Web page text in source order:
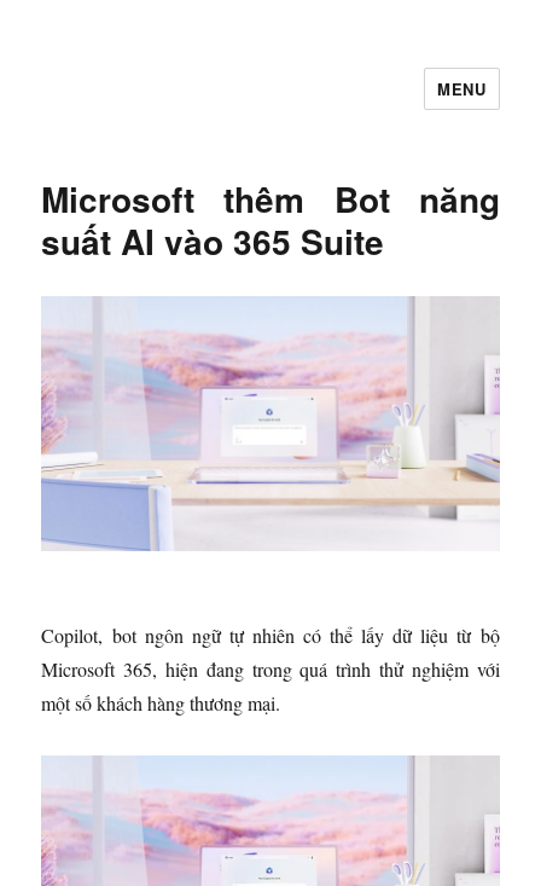
MENU
Microsoft thêm Bot năng
suất AI vào 365 Suite
Copilot, bot ngôn ngữ tự nhiên có thể lấy dữ liệu từ bộ
Microsoft 365, hiện đang trong quá trình thử nghiệm với
một số khách hàng thương mại.